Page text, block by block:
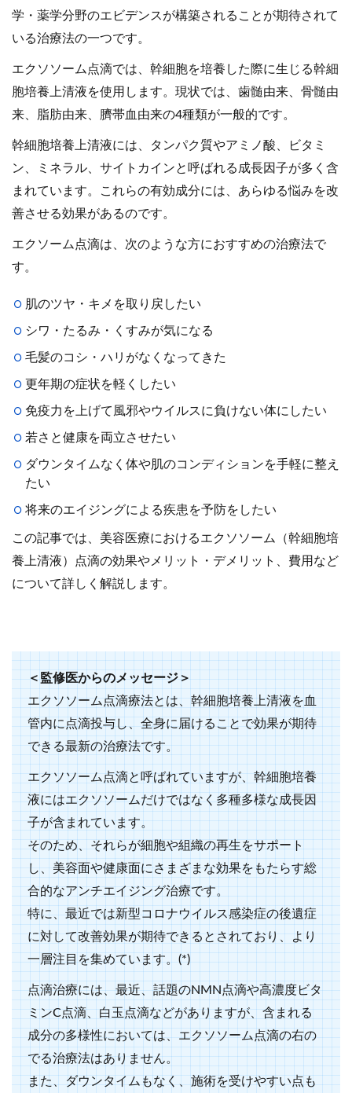
学・薬学分野のエビデンスが構築されることが期待されて
いる治療法の一つです。
エクソソーム点滴では、幹細胞を培養した際に生じる幹細
胞培養上清液を使用します。現状では、歯髄由来、骨髄由
来、脂肪由来、臍帯血由来の4種類が一般的です。
幹細胞培養上清液には、タンパク質やアミノ酸、ビタミ
ン、ミネラル、サイトカインと呼ばれる成長因子が多く含
まれています。これらの有効成分には、あらゆる悩みを改
善させる効果があるのです。
エクソーム点滴は、次のような方におすすめの治療法で
す。
肌のツヤ・キメを取り戻したい
シワ・たるみ・くすみが気になる
毛髪のコシ・ハリがなくなってきた
更年期の症状を軽くしたい
免疫力を上げて風邪やウイルスに負けない体にしたい
若さと健康を両立させたい
ダウンタイムなく体や肌のコンディションを手軽に整え
たい
将来のエイジングによる疾患を予防をしたい
この記事では、美容医療におけるエクソソーム（幹細胞培
養上清液）点滴の効果やメリット・デメリット、費用など
について詳しく解説します。
＜監修医からのメッセージ＞
エクソソーム点滴療法とは、幹細胞培養上清液を血
管内に点滴投与し、全身に届けることで効果が期待
できる最新の治療法です。
エクソソーム点滴と呼ばれていますが、幹細胞培養
液にはエクソソームだけではなく多種多様な成長因
子が含まれています。
そのため、それらが細胞や組織の再生をサポート
し、美容面や健康面にさまざまな効果をもたらす総
合的なアンチエイジング治療です。
特に、最近では新型コロナウイルス感染症の後遺症
に対して改善効果が期待できるとされており、より
一層注目を集めています。(*)
点滴治療には、最近、話題のNMN点滴や高濃度ビタ
ミンC点滴、白玉点滴などがありますが、含まれる
成分の多様性においては、エクソソーム点滴の右の
でる治療法はありません。
また、ダウンタイムもなく、施術を受けやすい点も